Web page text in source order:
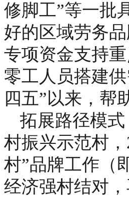
修脚工”等一批
好的区域劳务
专项资金支持
零工人员搭建
四五”以来，帮
拓展路径模
村振兴示范村，
村”品牌工作（
经济强村结对